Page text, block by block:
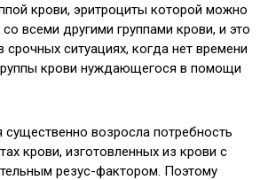
крови, эритроциты которой можно
всеми другими группами крови, и это
срочных ситуациях, когда нет времени
крови нуждающегося в помощи
возросла потребность
крови, изготовленных из крови с
резус-фактором. Поэтому